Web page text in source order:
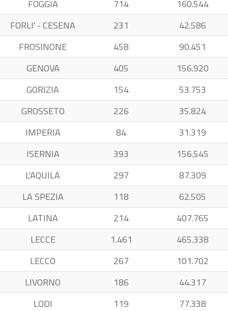
FOGGIA 714
160.544
FORLI' - CESENA
231
42.586
FROSINONE
458
90.451
GENOVA
405
156.920
GORIZIA
154
53.753
GROSSETO
226
35.824
IMPERIA
84
31.319
ISERNIA
393
156.545
L'AQUILA
297
87.309
LA SPEZIA
118
62.505
LATINA
214
407.765
LECCE
1.461
465.338
LECCO
267
101.702
LIVORNO
186
44.317
LODI
119
77.338